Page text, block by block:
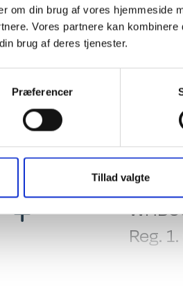
om din brug af vores hjemmeside
Vores partnere kan
brug af deres tjenester.
Præferencer
Tillad valgte
m/toilet
på tværs
207 X 128
El,
12 V.
Generelt
Stel nr.:
Reg.